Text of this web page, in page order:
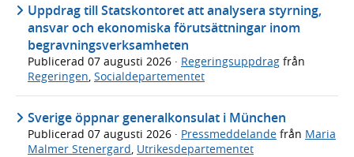
Uppdrag till Statskontoret att analysera styrning,
ansvar och ekonomiska förutsättningar inom
begravningsverksamheten
Publicerad 07 augusti 2026 · Regeringsuppdrag från
Regeringen, Socialdepartementet
Sverige öppnar generalkonsulat i München
Publicerad 07 augusti 2026 · Pressmeddelande från Maria
Malmer Stenergard Utrikesdepartementet